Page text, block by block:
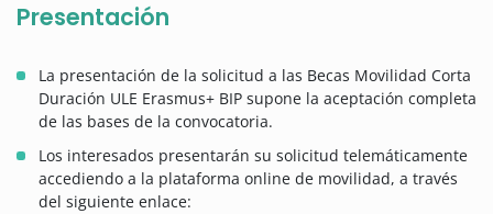
Presentación
La presentación de la solicitud a las Becas Movilidad Corta
Duración ULE Erasmus+ BIP supone la aceptación completa
de las bases de la convocatoria.
Los interesados presentarán su solicitud telemáticamente
accediendo a la plataforma online de movilidad, a través
del siguiente enlace: